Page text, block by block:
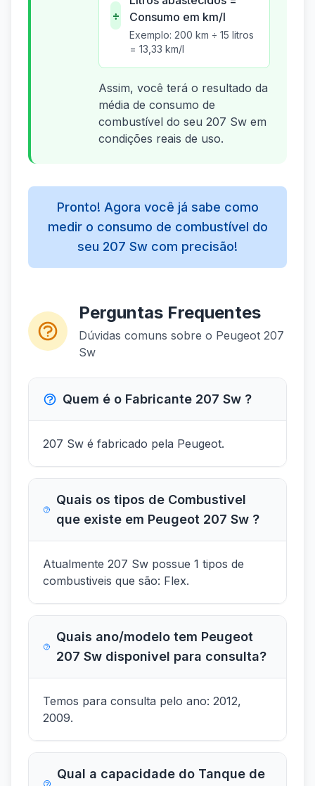
÷
Consumo em km/l
Exemplo: 200 km ÷ 15 litros
= 13,33 km/l
Assim, você terá o resultado da
média de consumo de
combustível do seu 207 Sw em
condições reais de uso.
Pronto! Agora você já sabe como
medir o consumo de combustível do
seu 207 Sw com precisão!
Perguntas Frequentes
Dúvidas comuns sobre o Peugeot 207
Sw
Quem é o Fabricante 207 Sw ?
207 Sw é fabricado pela Peugeot.
Quais os tipos de Combustivel
que existe em Peugeot 207 Sw ?
Atualmente 207 Sw possue 1 tipos de
combustiveis que são: Flex.
Quais ano/modelo tem Peugeot
207 Sw disponivel para consulta?
Temos para consulta pelo ano: 2012,
2009.
Qual a capacidade do Tanque de